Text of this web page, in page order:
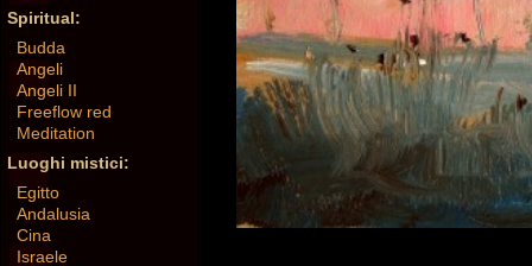
Spiritual:
Budda
Angeli
Angeli II
Freeflow red
Meditation
Luoghi mistici:
Egitto
Andalusia
Cina
Israele